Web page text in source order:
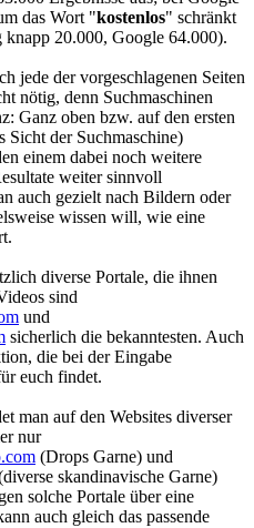
das Wort "kostenlos" schränkt
20.000, Google 64.000).
jede der vorgeschlagenen Seiten
nötig, denn Suchmaschinen
Ganz oben bzw. auf den ersten
Sicht der Suchmaschine)
einem dabei noch weitere
weiter sinnvoll
auch gezielt nach Bildern oder
wissen will, wie eine
diverse Portale, die ihnen
sind
und
sicherlich die bekanntesten. Auch
die bei der Eingabe
euch findet.
man auf den Websites diverser
nur
(Drops Garne) und
skandinavische Garne)
solche Portale über eine
auch gleich das passende